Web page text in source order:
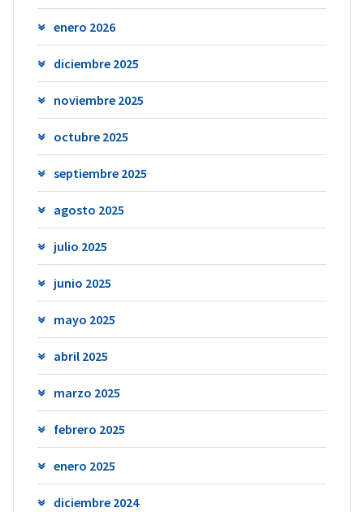
enero 2026
diciembre 2025
noviembre 2025
octubre 2025
septiembre 2025
agosto 2025
julio 2025
junio 2025
mayo 2025
abril 2025
marzo 2025
febrero 2025
enero 2025
diciembre 2024